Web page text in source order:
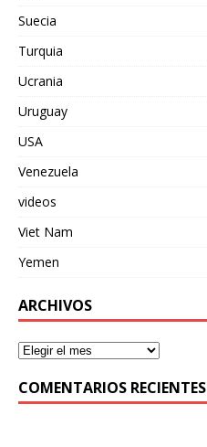
Suecia
Turquia
Ucrania
Uruguay
USA
Venezuela
videos
Viet Nam
Yemen
ARCHIVOS
COMENTARIOS RECIENTES